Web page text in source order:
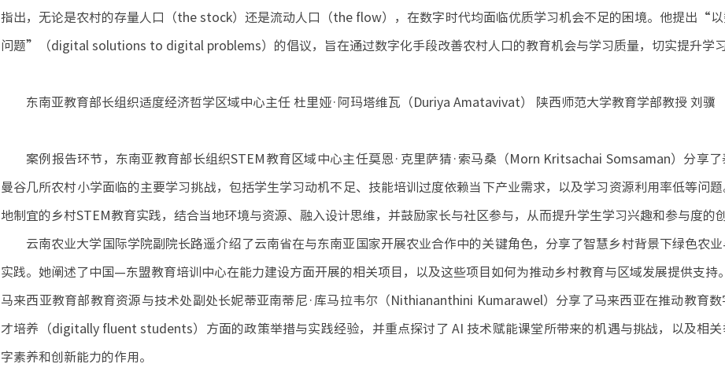
指出，无论是农村的存量人口（the stock）还是流动人口（the flow），在数字时代均面临优质学习机会不足的困境。他提出“
问题”（digital solutions to digital problems）的倡议，旨在通过数字化手段改善农村人口的教育机会与学习质量，切实提升学
东南亚教育部长组织适度经济哲学区域中心主任 杜里娅·阿玛塔维瓦（Duriya Amatavivat） 陕西师范大学教育学部教授 刘骥
案例报告环节，东南亚教育部长组织STEM教育区域中心主任莫恩·克里萨猜·索马桑（Morn Kritsachai Somsaman）分享
曼谷几所农村小学面临的主要学习挑战，包括学生学习动机不足、技能培训过度依赖当下产业需求，以及学习资源利用率低等问
地制宜的乡村STEM教育实践，结合当地环境与资源、融入设计思维，并鼓励家长与社区参与，从而提升学生学习兴趣和参与度的
云南农业大学国际学院副院长路遥介绍了云南省在与东南亚国家开展农业合作中的关键角色，分享了智慧乡村背景下绿色农
实践。她阐述了中国—东盟教育培训中心在能力建设方面开展的相关项目，以及这些项目如何为推动乡村教育与区域发展提供支持
马来西亚教育部教育资源与技术处副处长妮蒂亚南蒂尼·库马拉韦尔（Nithiananthini Kumarawel）分享了马来西亚在推动教育
才培养（digitally fluent students）方面的政策举措与实践经验，并重点探讨了 AI 技术赋能课堂所带来的机遇与挑战，以及相
字素养和创新能力的作用。